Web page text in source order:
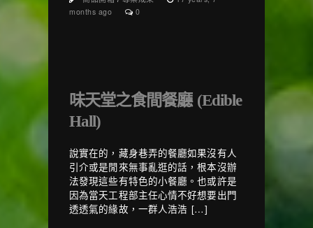
months ago
0
味天堂之食間餐廳 (Edible
Hall)
說實在的，藏身巷弄的餐廳如果沒有人
引介或是閒來無事亂逛的話，根本沒辦
法發現這些有特色的小餐廳。也或許是
因為當天工程部主任心情不好想要出門
透透氣的緣故，一群人浩浩 […]